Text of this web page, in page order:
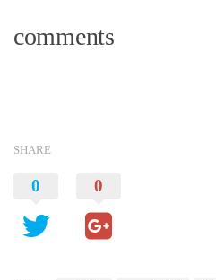
comments
SHARE
0 0